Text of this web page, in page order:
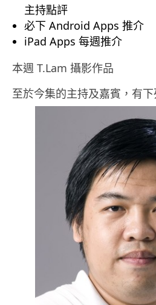
主持點評
必下 Android Apps 推介
iPad Apps 每週推介
本週 T.Lam 攝影作品
至於今集的主持及嘉賓，有下